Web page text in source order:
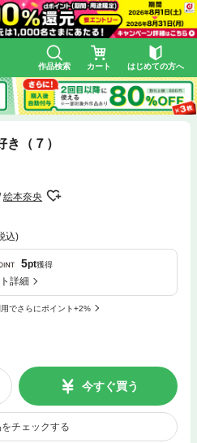
作品検索 カート はじめての方へ
（７）
絵本奈央
込)
5pt獲得
詳細
でさらにポイント+2%
今すぐ買う
チェックする